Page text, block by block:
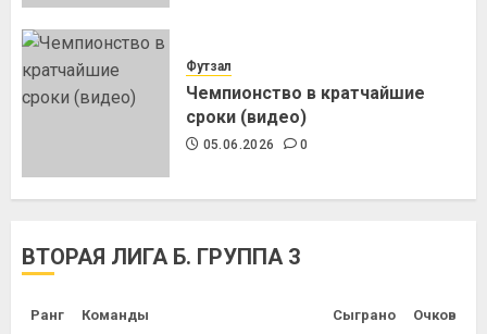
Футзал
Чемпионство в кратчайшие
сроки (видео)
05.06.2026 0
ВТОРАЯ ЛИГА Б. ГРУППА 3
Ранг Команды Сыграно Очков